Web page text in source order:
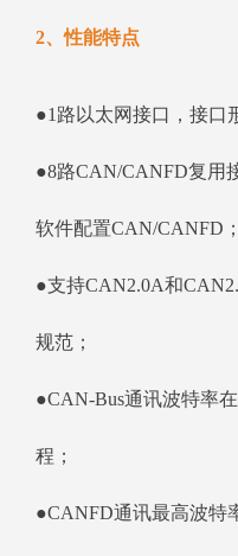
2、性能特点
●1路以太网接口，接口
●8路CAN/CANFD复用
软件配置CAN/CANFD；
●支持CAN2.0A和
规范；
●CAN-Bus通讯波特率
程；
●CANFD通讯最高波特